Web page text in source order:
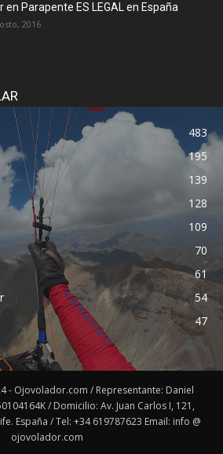
en Parapente ES LEGAL en España
2016
483
195
139
128
109
70
61
54
47
- Ojovolador.com / Representante: Daniel
/ Domicilio: Av. Juan Carlos I, 121,
España / Tel: +34 619787623 Email: info @
ojovolador.com